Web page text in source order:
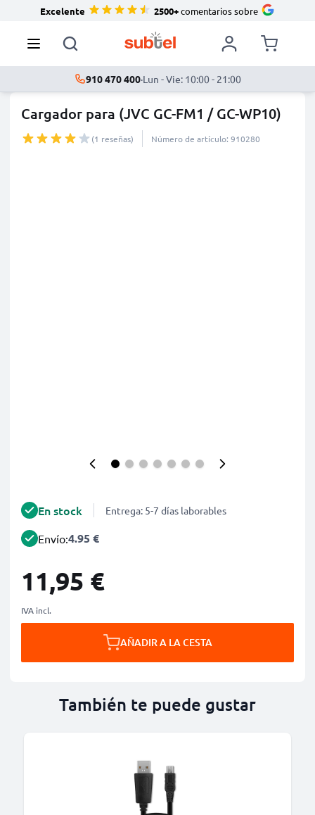
Excelente 2500+comentarios sobre
910 470 400·Lun - Vie: 10:00 - 21:00
Cargador para (JVC GC-FM1 / GC-WP10)
(1 reseñas) Número de artículo: 910280
En stock Entrega: 5-7 días laborables
Envío:4.95 €
11,95 €
IVA incl.
AÑADIR A LA CESTA
También te puede gustar